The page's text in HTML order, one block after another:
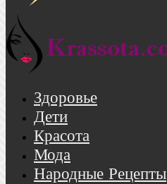
Здоровье
Дети
Красота
Мода
Народные Рецепты